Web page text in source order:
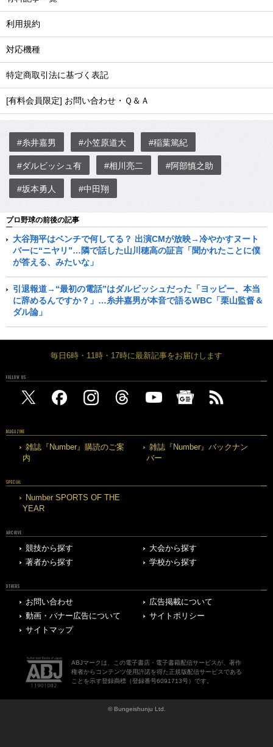
利用規約
対応機種
特定商取引法に基づく表記
[有料会員限定] お問い合わせ・Ｑ＆Ａ
#糸井嘉男 #小笠原道大 #稲葉篤紀
#ダルビッシュ有 #相川亮二 #阿部慎之助
#坂本勇人 #中田翔
プロ野球の前後の記事
大谷翔平はベンチで何してる？ 出演CMが放映→冷やかすヌート
バーに“ニヤリ”…隣で話した山川穂高の証言「聞かれたことに僕
が答える、みたいな」
引退報道→“最初の電話”はダルビッシュだった「ヨッピー、本当
に辞めるんですか？」…糸井嘉男が本音で語るWBC「栗山監督＆
ダル論」
毎日6時・11時・17時に最新記事をお届けします
FOLLOW US
MAGAZINE
雑誌『Number』購読のご案
内
雑誌『Number』バックナン
バー
SPECIAL
Number SPORTS OF THE
YEAR
ARCHIVE
競技から探す
大会から探す
著者から探す
学校から探す
OTHERS
お問い合わせ
広告掲載について
動画・バナー広告について
サイトポリシー
サイトマップ
ABJマークは、この電子書店・電子書籍配信サービスが、著作
権者からコンテンツ使用許諾を得た正規版配信サービスである
ことを示す登録商標（登録番号6091713号）です。
© Bungeishunju Ltd.